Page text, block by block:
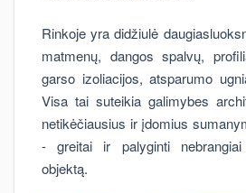
Rinkoje yra didžiulė
matmenų, dangos spalvų,
garso izoliacijos, atsparumo
Visa tai suteikia galimybes
netikėčiausius ir įdomius
- greitai ir palyginti
objektą.